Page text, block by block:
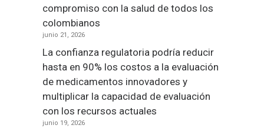
compromiso con la salud de todos los
colombianos
junio 21, 2026
La confianza regulatoria podría reducir
hasta en 90% los costos a la evaluación
de medicamentos innovadores y
multiplicar la capacidad de evaluación
con los recursos actuales
junio 19, 2026